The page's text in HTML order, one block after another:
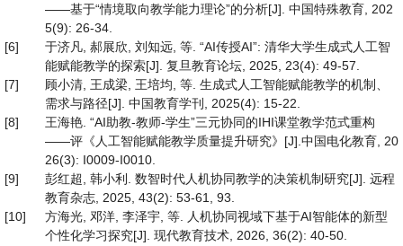
——基于“情境取向教学能力理论”的分析[J]. 中国特殊教育, 202
5(9): 26-34.
[6]
于济凡, 郝展欣, 刘知远, 等. “AI传授AI”: 清华大学生成式人工智
能赋能教学的探索[J]. 复旦教育论坛, 2025, 23(4): 49-57.
[7]
顾小清, 王成梁, 王培均, 等. 生成式人工智能赋能教学的机制、
需求与路径[J]. 中国教育学刊, 2025(4): 15-22.
[8]
王海艳. “AI助教-教师-学生”三元协同的IHI课堂教学范式重构
——评《人工智能赋能教学质量提升研究》[J].中国电化教育, 20
26(3): I0009-I0010.
[9]
彭红超, 韩小利. 数智时代人机协同教学的决策机制研究[J]. 远程
教育杂志, 2025, 43(2): 53-61, 93.
[10]
方海光, 邓洋, 李泽宇, 等. 人机协同视域下基于AI智能体的新型
个性化学习探究[J]. 现代教育技术, 2026, 36(2): 40-50.